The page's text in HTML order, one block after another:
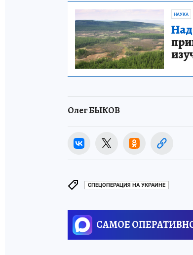
НАУКА
Олег БЫКОВ
СПЕЦОПЕРАЦИЯ НА УКРАИНЕ
САМОЕ